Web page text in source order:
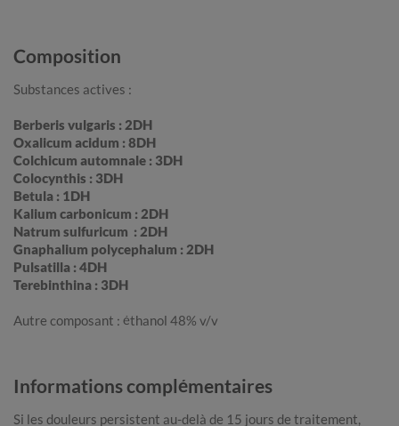
Composition
Substances actives :
Berberis vulgaris : 2DH
Oxalicum acidum : 8DH
Colchicum automnale : 3DH
Colocynthis : 3DH
Betula : 1DH
Kalium carbonicum : 2DH
Natrum sulfuricum : 2DH
Gnaphalium polycephalum : 2DH
Pulsatilla : 4DH
Terebinthina : 3DH
Autre composant : éthanol 48% v/v
Informations complémentaires
Si les douleurs persistent au-delà de 15 jours de traitement,